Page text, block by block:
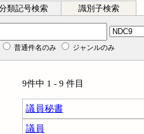
類記号検索 識別子検索
普通件名のみ ジャンルのみ
9件中 1 - 9 件目
議員秘書
議員